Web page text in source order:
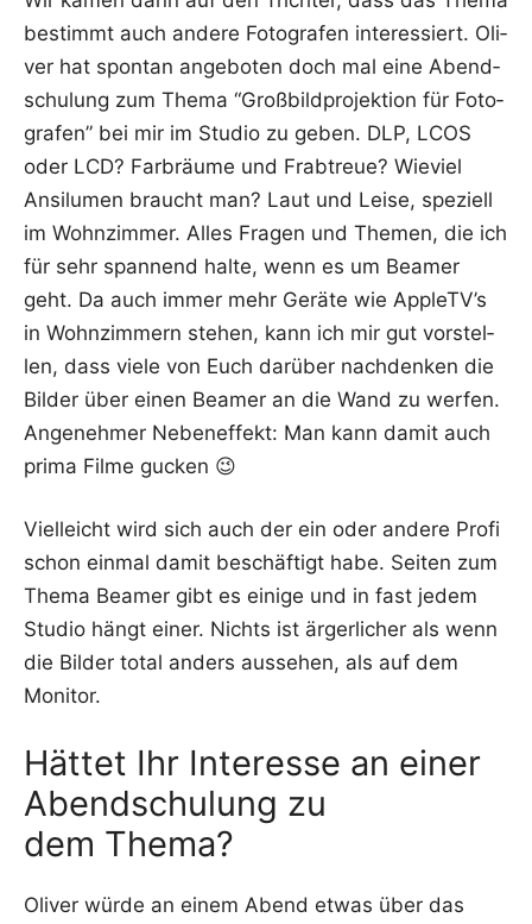
bestimmt auch ande­re Foto­gra­fen inter­es­siert. Oli­
ver hat spon­tan ange­bo­ten doch mal eine Abend­
schu­lung zum The­ma “Groß­bild­pro­jek­ti­on für Foto­
gra­fen” bei mir im Stu­dio zu geben. DLP, LCOS
oder LCD? Farb­räu­me und Frab­treue? Wie­viel
Ansilumen braucht man? Laut und Lei­se, spe­zi­ell
im Wohn­zim­mer. Alles Fra­gen und The­men, die ich
für sehr span­nend hal­te, wenn es um Bea­mer
geht. Da auch immer mehr Gerä­te wie AppleTV’s
in Wohn­zim­mern ste­hen, kann ich mir gut vor­stel­
len, dass vie­le von Euch dar­über nach­den­ken die
Bil­der über einen Bea­mer an die Wand zu wer­fen.
Ange­neh­mer Neben­ef­fekt: Man kann damit auch
pri­ma Fil­me gucken 😉
Viel­leicht wird sich auch der ein oder ande­re Pro­fi
schon ein­mal damit beschäf­tigt habe. Sei­ten zum
The­ma Bea­mer gibt es eini­ge und in fast jedem
Stu­dio hängt einer. Nichts ist ärger­li­cher als wenn
die Bil­der total anders aus­se­hen, als auf dem
Monitor.
Hättet Ihr Interesse an einer
Abendschulung zu
dem Thema?
Oli­ver wür­de an einem Abend etwas über das